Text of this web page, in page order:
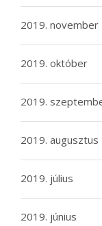
2019. november
2019. október
2019.
2019. augusztus
2019. július
2019. június